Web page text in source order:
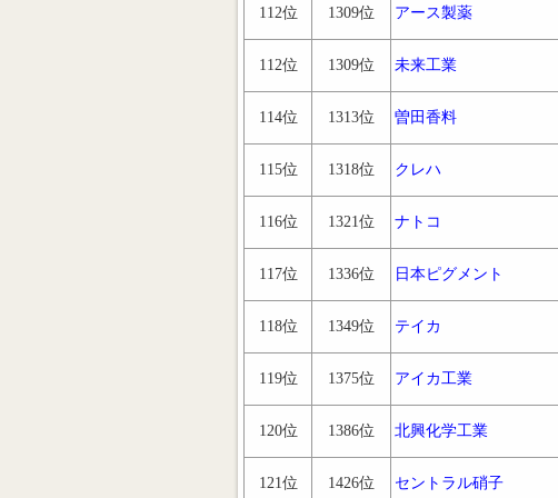
112位 1309位 アース製薬
112位 1309位 未来工業
114位 1313位 曽田香料
115位 1318位 クレハ
116位 1321位 ナトコ
117位 1336位 日本ピグメント
118位 1349位 テイカ
119位 1375位 アイカ工業
120位 1386位 北興化学工業
121位 1426位 セントラル硝子